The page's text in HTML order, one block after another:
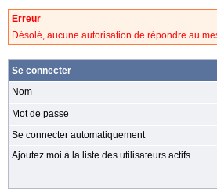
Erreur
Désolé, aucune autorisation de répondre au
Se connecter
Nom
Mot de passe
Se connecter automatiquement
Ajoutez moi à la liste des utilisateurs actifs